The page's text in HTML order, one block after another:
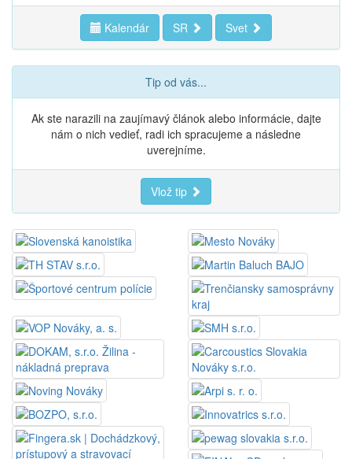
Kalendár SR Svet
Tip od vás...
Ak ste narazili na zaujímavý článok alebo informácie, dajte
nám o nich vedieť, radi ich spracujeme a následne
uverejníme.
Vlož tip